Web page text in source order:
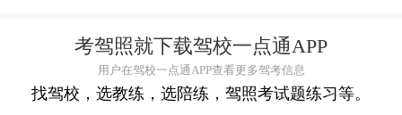
考驾照就下载驾校一点通APP
用户在驾校一点通APP查看更多驾考信息
找驾校，选教练，选陪练，驾照考试题练习等。